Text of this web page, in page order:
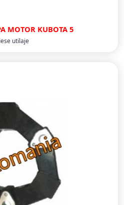
MOTOR KUBOTA 5
utilaje